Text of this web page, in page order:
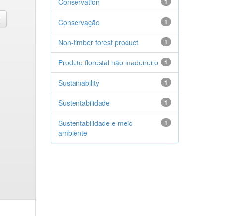
Conservation
1
Conservação
1
Non-timber forest product
1
Produto florestal não madeireiro
1
Sustainability
1
Sustentabilidade
1
Sustentabilidade e meio
ambiente